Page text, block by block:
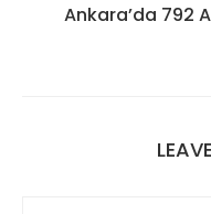
Ankara’da 792